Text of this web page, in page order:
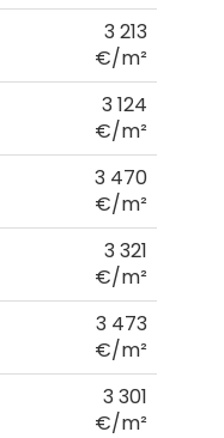
3 213
€/m²
3 124
€/m²
3 470
€/m²
3 321
€/m²
3 473
€/m²
3 301
€/m²